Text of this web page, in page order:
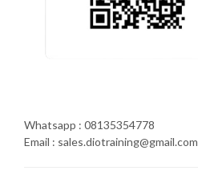
Whatsapp : 08135354778
Email : sales.diotraining@gmail.com